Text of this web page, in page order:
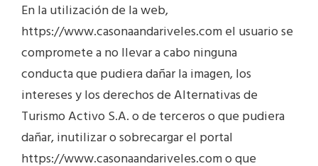
En la utilización de la web,
https://www.casonaandariveles.com el usuario se
compromete a no llevar a cabo ninguna
conducta que pudiera dañar la imagen, los
intereses y los derechos de Alternativas de
Turismo Activo S.A. o de terceros o que pudiera
dañar, inutilizar o sobrecargar el portal
https://www.casonaandariveles.com o que